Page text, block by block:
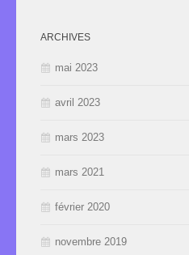
ARCHIVES
mai 2023
avril 2023
mars 2023
mars 2021
février 2020
novembre 2019